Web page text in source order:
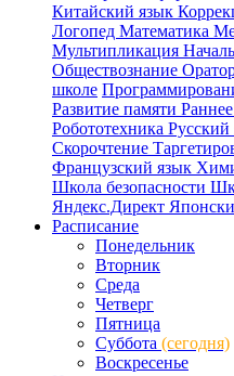
Китайский язык
Логопед Математика
Мультипликация
Обществознание
школе
Развитие памяти
Робототехника Русский
Скорочтение
Французский язык
Школа безопасности
Яндекс.Директ
Расписание
Понедельник
Вторник
Среда
Четверг
Пятница
Суббота (сегодня)
Воскресенье